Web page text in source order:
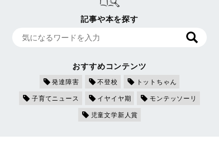
記事や本を探す
おすすめコンテンツ
発達障害 不登校
トットちゃん
子育てニュース
イヤイヤ期
モンテッソーリ
児童文学新人賞